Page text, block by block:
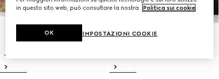
in questo sito web, può consultare la nostra
Politica sui cookie.
IMPOSTAZIONI COOKIE
OK